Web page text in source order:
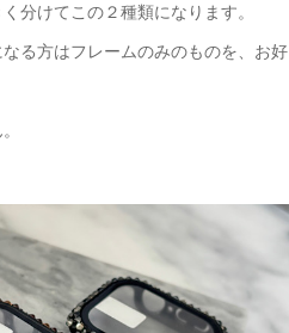
分けてこの２種類になります。
る方はフレームのみのものを、お好